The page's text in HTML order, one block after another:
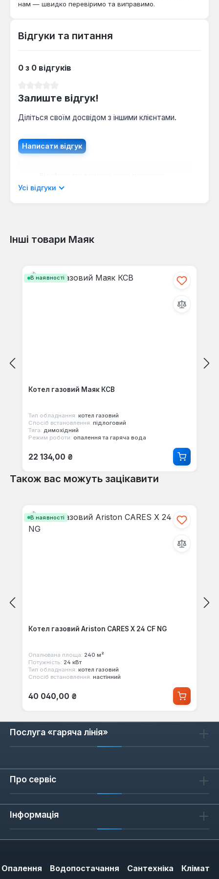
систем опалення як з природною, так і з
діапазоні тиску газу.
нам — швидко перевіримо та виправимо.
Відгуки та питання
0 з 0 відгуків
Залиште відгук!
Діліться своїм досвідом з іншими клієнтами.
Написати відгук
мовою.
Відгуків не знайдено. Поділіться
Усі відгуки
Інші товари Маяк
В наявності
Котел газовий Маяк КСВ
Тип обладнання: котел газовий
Спосіб встановлення: підлоговий
Тяга: димохідний
Режим роботи: опалення та гаряча вода
Звичайна ціна:
22 134,00 ₴
Також вас можуть зацікавити
В наявності
Котел газовий Ariston CARES X 24 CF NG
Опалювана площа: 240 м²
Потужність: 24 кВт
Тип обладнання: котел газовий
Спосіб встановлення: настінний
Звичайна ціна:
40 040,00 ₴
Послуга «гаряча лінія»
Про сервіс
Інформація
Опалення Водопостачання Сантехніка Клімат